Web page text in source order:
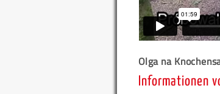
Olga na
Informationen